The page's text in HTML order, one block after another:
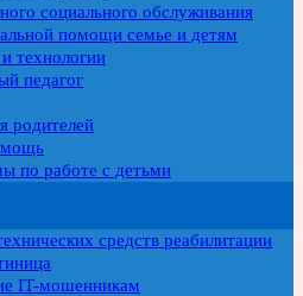
социального обслуживания
помощи семье и детям
технологии
педагог
родителей
по работе с детьми
средств реабилитации
IT-мошенникам